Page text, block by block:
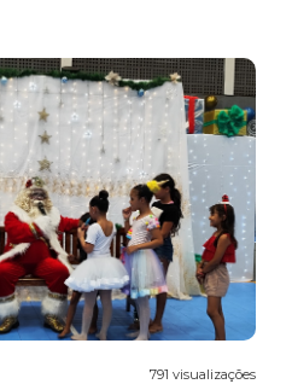
791 visualizações